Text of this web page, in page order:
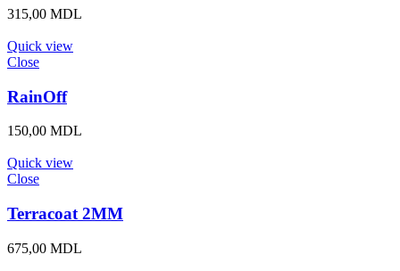
315,00 MDL
Quick view
Close
RainOff
150,00 MDL
Quick view
Close
Terracoat 2MM
675,00 MDL